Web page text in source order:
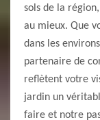
sols de la
au mieux. Que
dans les
partenaire de
reflètent votre
jardin un
faire et notre